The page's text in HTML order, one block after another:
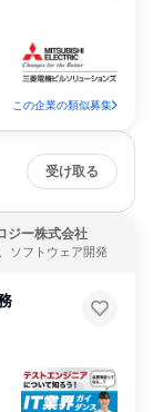
この企業の類似募集
受け取る
ジー株式会社
ソフトウェア開発